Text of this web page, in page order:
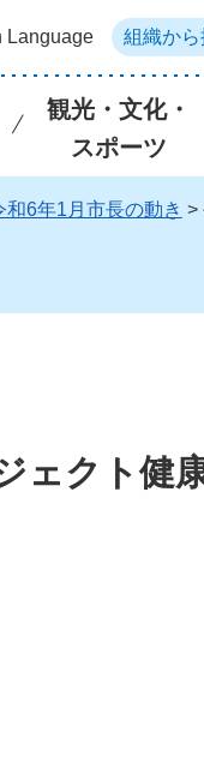
Language 組織から
観光・文化・
スポーツ
和6年1月市長の動き >
ェクト健